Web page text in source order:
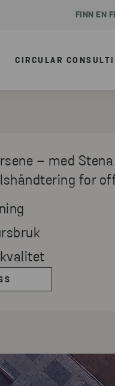
FINN EN
CIRCULAR
– med
for